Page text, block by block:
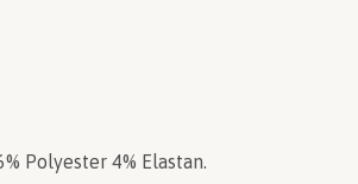
Polyester 4% Elastan.